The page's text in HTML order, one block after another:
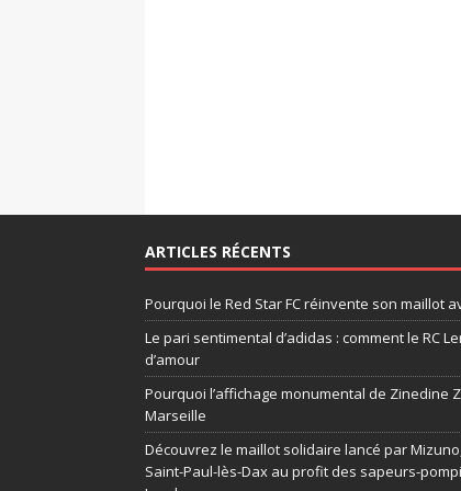
ARTICLES RÉCENTS
Pourquoi le Red Star FC réinvente son maillot
Le pari sentimental d’adidas : comment le RC
d’amour
Pourquoi l’affichage monumental de Zinedine
Marseille
Découvrez le maillot solidaire lancé par
Saint-Paul-lès-Dax au profit des sapeurs-